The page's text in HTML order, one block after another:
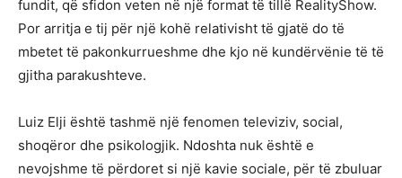
fundit, që sfidon veten në një format të tillë RealityShow.
Por arritja e tij për një kohë relativisht të gjatë do të
mbetet të pakonkurrueshme dhe kjo në kundërvënie të të
gjitha parakushteve.
Luiz Elji është tashmë një fenomen televiziv, social,
shoqëror dhe psikologjik. Ndoshta nuk është e
nevojshme të përdoret si një kavie sociale, për të zbuluar